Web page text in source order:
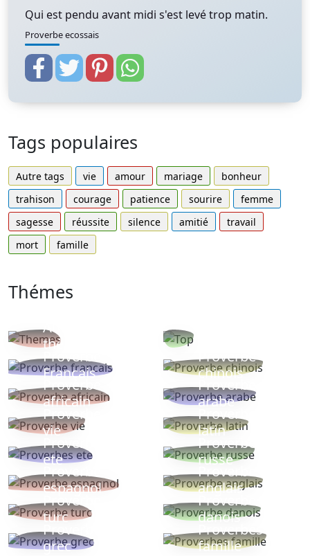
Qui est pendu avant midi s'est levé trop matin.
Proverbe ecossais
Tags populaires
Autre tags vie amour mariage
bonheur
trahison
courage patience sourire
femme
sagesse
réussite silence amitié
travail
mort
famille
Thémes
Autres
thèmes
Proverbe
Français
Proverbe
chinois
Proverbe
africain
Proverbe
arabe
Proverbe
vie
Proverbe
latin
Proverbes
ete
Proverbe
russe
Proverbe
espagnol
Proverbe
anglais
Proverbe
turc
Proverbe
danois
Proverbe
grec
Proverbes
famille